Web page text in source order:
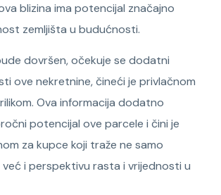
blizina ima potencijal značajno
zemljišta u budućnosti.
dovršen, očekuje se dodatni
ove nekretnine, čineći je privlačnom
Ova informacija dodatno
potencijal ove parcele i čini je
za kupce koji traže ne samo
i perspektivu rasta i vrijednosti u